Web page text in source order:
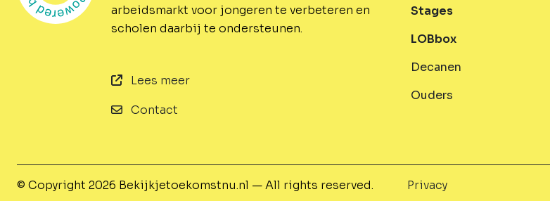
arbeidsmarkt voor jongeren te verbeteren en
scholen daarbij te ondersteunen.
Lees meer
Contact
Stages
LOBbox
Decanen
Ouders
© Copyright 2026 Bekijkjetoekomstnu.nl — All rights reserved. Privacy